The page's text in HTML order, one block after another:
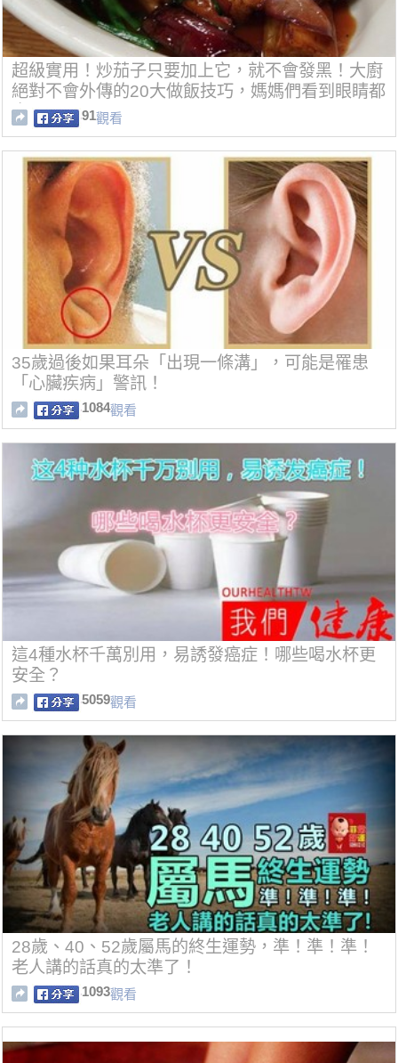
超級實用！炒茄子只要加上它，就不會發黑！大廚
絕對不會外傳的20大做飯技巧，媽媽們看到眼睛都
亮了！
91觀看
35歲過後如果耳朵「出現一條溝」，可能是罹患
「心臟疾病」警訊！
1084觀看
這4種水杯千萬別用，易誘發癌症！哪些喝水杯更
安全？
5059觀看
28歲、40、52歲屬馬的終生運勢，準！準！準！
老人講的話真的太準了！
1093觀看